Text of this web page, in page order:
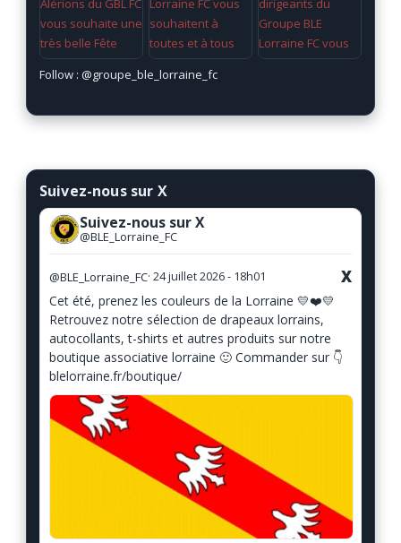
Follow : @groupe_ble_lorraine_fc
Suivez-nous sur X
Suivez-nous sur X
@BLE_Lorraine_FC
@BLE_Lorraine_FC· 24 juillet 2026 - 18h01 X
Cet été, prenez les couleurs de la Lorraine 💛❤️💛
Retrouvez notre sélection de drapeaux lorrains,
autocollants, t-shirts et autres produits sur notre
boutique associative lorraine 🙂 Commander sur 👇
blelorraine.fr/boutique/